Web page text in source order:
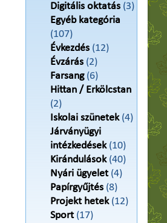
Digitális oktatás (3)
Egyéb kategória
(107)
Évkezdés (12)
Évzárás (2)
Farsang(6)
Hittan / Erkölcstan
(2)
Iskolai szünetek(4)
Járványügyi
intézkedések(10)
Kirándulások(40)
Nyári ügyelet(4)
Papírgyűjtés (8)
Projekt hetek(12)
Sport(17)